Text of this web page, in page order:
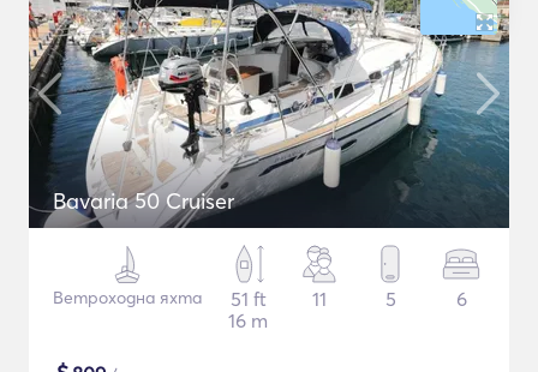
Bavaria 50 Cruiser
Ветроходна яхта
51 ft
16 m
11 5 6